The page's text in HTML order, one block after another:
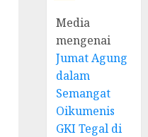
Media
mengenai
Jumat Agung
dalam
Semangat
Oikumenis
GKI Tegal di